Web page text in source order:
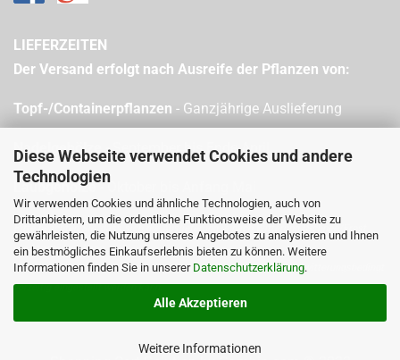
Diese Webseite verwendet Cookies und andere
Technologien
Wir verwenden Cookies und ähnliche Technologien, auch von
Drittanbietern, um die ordentliche Funktionsweise der Website zu
gewährleisten, die Nutzung unseres Angebotes zu analysieren und Ihnen
ein bestmögliches Einkaufserlebnis bieten zu können. Weitere
Informationen finden Sie in unserer Datenschutzerklärung.
Alle Akzeptieren
Weitere Informationen
LIEFERZEITEN
Der Versand erfolgt nach Ausreife der Pflanzen von:
Topf-/Containerpflanzen - Ganzjährige Auslieferung
Nadelgehölze - September bis Ende April
Laubgehölze- Oktober bis Anfang Mai
Bitte beachten Sie, dass sich die Auslieferung je nach Witterung (Schnee/Frost
etc.) verzögern kann.
Bitte beachten Sie zudem, dass bei Freilandpflanzen der Versand witterungsbedingt
vorzeitig eingestellt werden kann.